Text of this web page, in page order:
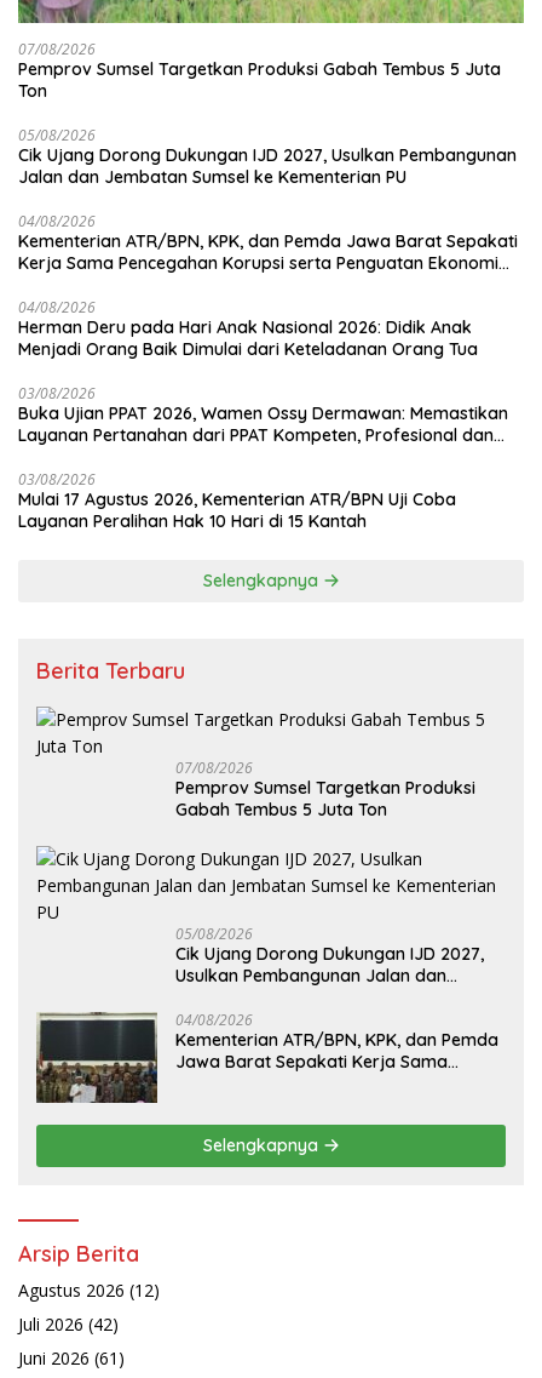
07/08/2026
Pemprov Sumsel Targetkan Produksi Gabah Tembus 5 Juta
Ton
05/08/2026
Cik Ujang Dorong Dukungan IJD 2027, Usulkan Pembangunan
Jalan dan Jembatan Sumsel ke Kementerian PU
04/08/2026
Kementerian ATR/BPN, KPK, dan Pemda Jawa Barat Sepakati
Kerja Sama Pencegahan Korupsi serta Penguatan Ekonomi
04/08/2026
Herman Deru pada Hari Anak Nasional 2026: Didik Anak
Menjadi Orang Baik Dimulai dari Keteladanan Orang Tua
03/08/2026
Buka Ujian PPAT 2026, Wamen Ossy Dermawan: Memastikan
Layanan Pertanahan dari PPAT Kompeten, Profesional dan
03/08/2026
Mulai 17 Agustus 2026, Kementerian ATR/BPN Uji Coba
Layanan Peralihan Hak 10 Hari di 15 Kantah
Selengkapnya
Berita Terbaru
07/08/2026
Pemprov Sumsel Targetkan Produksi
Gabah Tembus 5 Juta Ton
05/08/2026
Cik Ujang Dorong Dukungan IJD 2027,
Usulkan Pembangunan Jalan dan
04/08/2026
Kementerian ATR/BPN, KPK, dan Pemda
Jawa Barat Sepakati Kerja Sama
Selengkapnya
Arsip Berita
Agustus 2026 (12)
Juli 2026 (42)
Juni 2026 (61)